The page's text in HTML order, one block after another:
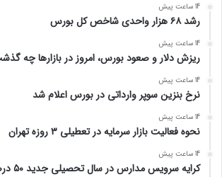
14 ساعت پیش
رشد ۶۸ هزار واحدی شاخص کل بورس
14 ساعت پیش
ریزش دلار و صعود بورس، امروز در بازارها چه
14 ساعت پیش
نرخ بنزین سوپر وارداتی در بورس اعلام شد
14 ساعت پیش
نحوه فعالیت بازار سرمایه در تعطیلی ۳ روزه تهران
14 ساعت پیش
کرایه سرویس مدارس در سال تحصیلی جدید ۵۰ درصد گران‌تر می‌شود!